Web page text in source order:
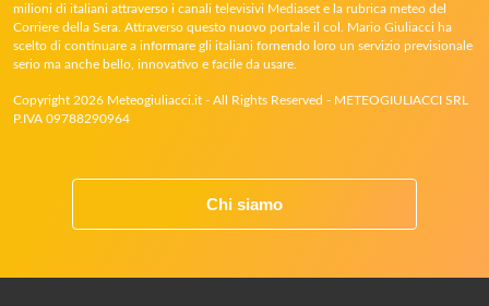
milioni di italiani attraverso i canali televisivi Mediaset e la rubrica meteo del
Corriere della Sera. Attraverso questo nuovo portale il col. Mario Giuliacci ha
scelto di continuare a informare gli italiani fornendo loro un servizio previsionale
serio ma anche bello, innovativo e facile da usare.
Copyright 2026 Meteogiuliacci.it - All Rights Reserved - METEOGIULIACCI SRL
P.IVA 09788290964
Chi siamo